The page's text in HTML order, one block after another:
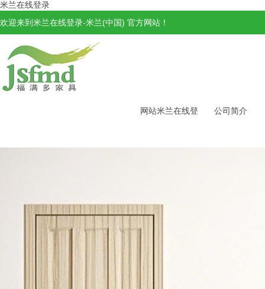
米兰在线登录
欢迎来到米兰在线登录-米兰(中国) 官方网站！
网站米兰在线登 公司简介